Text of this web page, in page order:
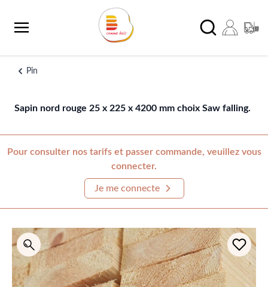
Chercher
Pin
Sapin nord rouge 25 x 225 x 4200 mm choix Saw falling.
Pour consulter nos tarifs et passer commande, veuillez vous
connecter.
Je me connecte